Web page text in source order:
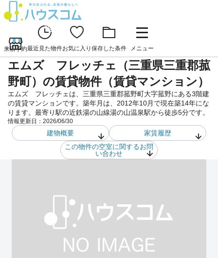
来店予約最近見た物件お気に入り 保存した条件 メニュー
エムズ フレッチェ（三重県三重郡菰
野町）の賃貸物件（賃貸マンション）
エムズ フレッチェは、三重県三重郡菰野町大字菰野にある3階建
の賃貸マンションです。築年月は、2012年10月で現在築14年にな
ります。最寄り駅の近鉄湯の山線湯の山温泉駅から徒歩5分です。
情報更新日： 2026/06/30
建物概要
家賃履歴
この物件の空室に関するお問
い合わせ